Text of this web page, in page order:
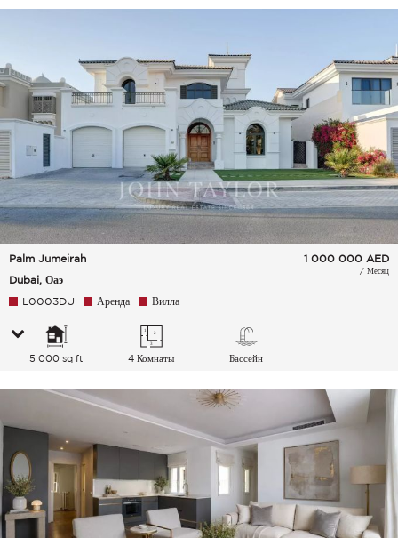
Palm Jumeirah
Dubai, Оаэ
1 000 000 AED
/ Месяц
L0003DU Аренда Вилла
5 000 sq ft 4 Комнаты Бассейн